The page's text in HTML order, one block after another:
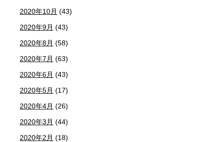
2020年10月 (43)
2020年9月 (43)
2020年8月 (58)
2020年7月 (63)
2020年6月 (43)
2020年5月 (17)
2020年4月 (26)
2020年3月 (44)
2020年2月 (18)